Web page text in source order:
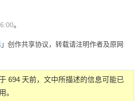
。
」创作共享协议，转载请注明作者及原网
694 天前，文中所描述的信息可能已
。